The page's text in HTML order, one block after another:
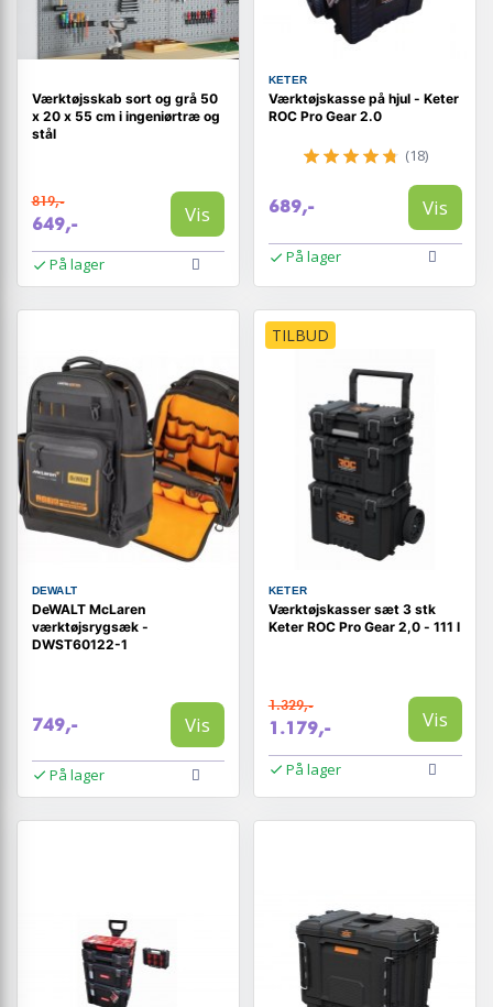
Værktøjsskab sort og grå 50
x 20 x 55 cm i ingeniørtræ og
stål
819,-
649,- Vis
På lager
KETER
Værktøjskasse på hjul - Keter
ROC Pro Gear 2.0
(18)
689,- Vis
På lager
DEWALT
DeWALT McLaren
værktøjsrygsæk -
DWST60122-1
749,- Vis
På lager
TILBUD
KETER
Værktøjskasser sæt 3 stk
Keter ROC Pro Gear 2,0 - 111 l
1.329,-
1.179,- Vis
På lager